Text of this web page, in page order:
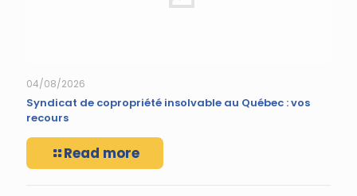
04/08/2026
Syndicat de copropriété insolvable au Québec : vos
recours
Read more